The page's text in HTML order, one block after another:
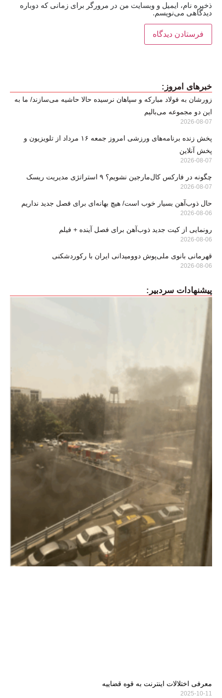
ذخیره نام، ایمیل و وبسایت من در مرورگر برای زمانی که دوباره
دیدگاهی می‌نویسم.
خبرهای امروز:
زورشان به فولاد مبارکه و سپاهان نرسیده حالا حاشیه می‌سازند/ ما به
این دو مجموعه می‌بالیم
2026-08-07
پخش زنده برنامه‌های ورزشی امروز جمعه ۱۶ مرداد از تلویزیون و
پخش آنلاین
2026-08-07
چگونه در فارکس کال‌مارجین نشویم؟ ۹ استراتژی مدیریت ریسک
2026-08-07
حال ذوب‌آهن بسیار خوب است/ هیچ بهانه‌ای برای فصل جدید نداریم
2026-08-06
رونمایی از کیت جدید ذوب‌آهن برای فصل آینده + فیلم
2026-08-06
قهرمانی بانوی ملی‌پوش دوومیدانی ایران با رکوردشکنی
2026-08-06
پیشنهادات سردبیر:
معرفی اختلالات اینترنت به قوه قضاییه
2025-10-11